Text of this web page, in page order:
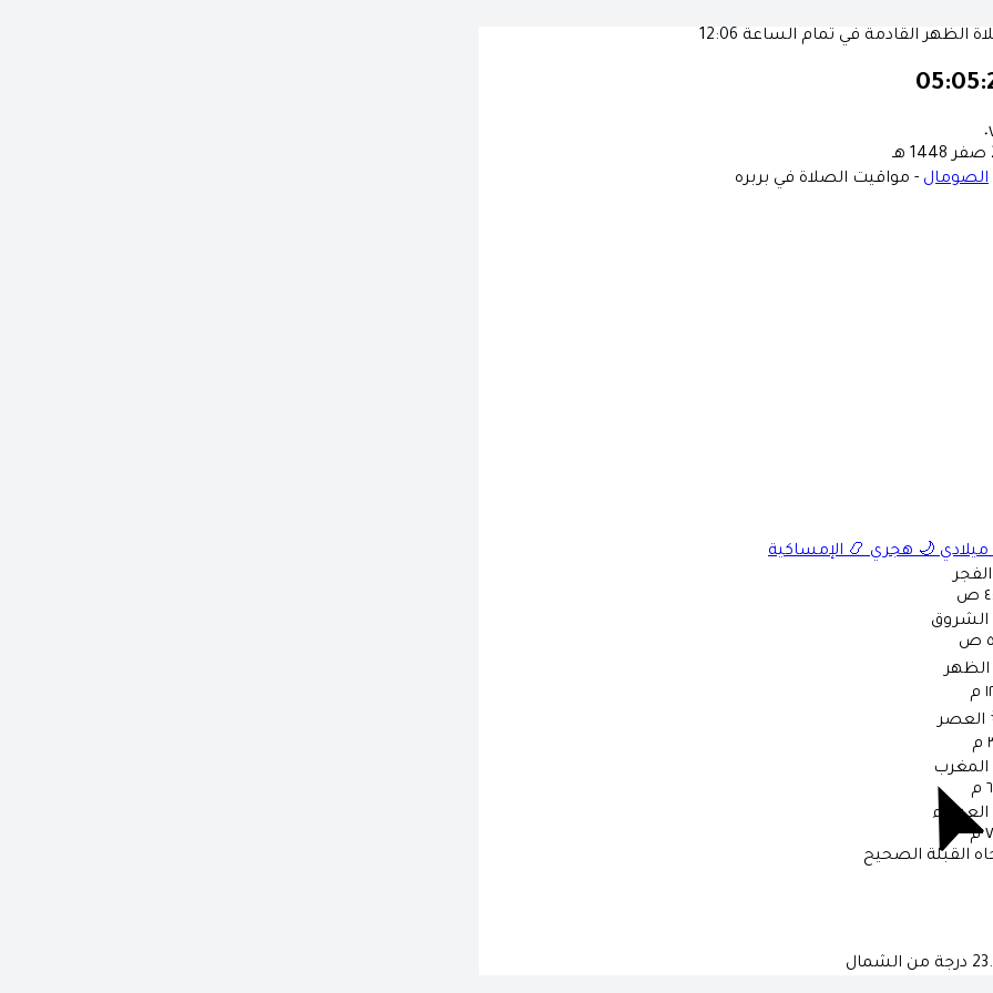
الظهر القادمة في تمام الساعة 12:06
الصومال - مواقيت الصلاة في بربره
ميلادي 🌙 هجري 📿 الإمساكية
الفجر
ص
الشروق
الظهر
م
العصر
المغرب
العشاء
م
القبلة الصحيح
درجة من الشمال